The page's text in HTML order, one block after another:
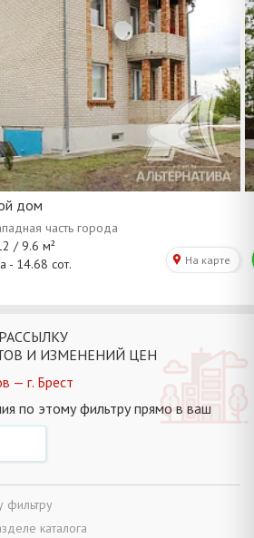
дом
И ИЗМЕНЕНИЙ ЦЕН
— г. Брест
по этому фильтру прямо в ваш
фильтру
каталога